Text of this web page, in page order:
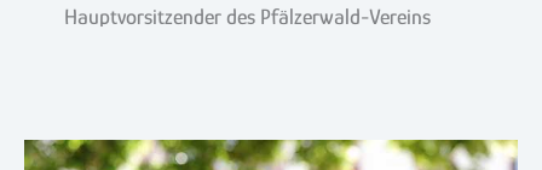
Hauptvorsitzender des Pfälzerwald-Vereins